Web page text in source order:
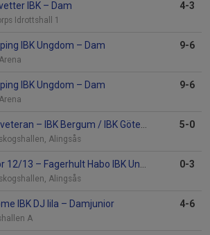
IBK – Dam
Idrottshall 1
4-3
IBK Ungdom – Dam 9-6
IBK Ungdom – Dam 9-6
– IBK Bergum / IBK Göteborg DV
Alingsås
5-0
12/13 – Fagerhult Habo IBK Ungdom F12-13
Alingsås
0-3
IBK DJ lila – Damjunior
A
4-6